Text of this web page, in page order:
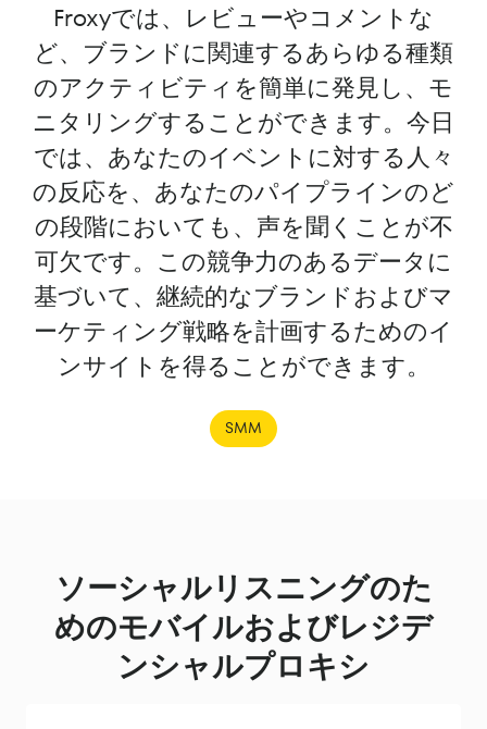
Froxyでは、レビューやコメントな
ど、ブランドに関連するあらゆる種類
のアクティビティを簡単に発見し、モ
ニタリングすることができます。今日
では、あなたのイベントに対する人々
の反応を、あなたのパイプラインのど
の段階においても、声を聞くことが不
可欠です。この競争力のあるデータに
基づいて、継続的なブランドおよびマ
ーケティング戦略を計画するためのイ
ンサイトを得ることができます。
SMM
ソーシャルリスニングのた
めのモバイルおよびレジデ
ンシャルプロキシ